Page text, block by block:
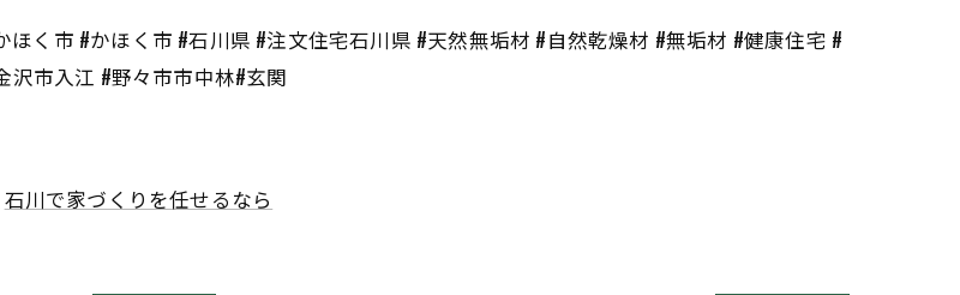
く市 #かほく市 #石川県 #注文住宅石川県 #天然無垢材 #自然乾燥材 #無垢材 #健康住宅 #
沢市入江 #野々市市中林#玄関
石川で家づくりを任せるなら